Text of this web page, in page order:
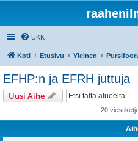
UKK
Koti Etusivu Yleinen
EFHP:n ja EFRH juttuja
Uusi Aihe
20